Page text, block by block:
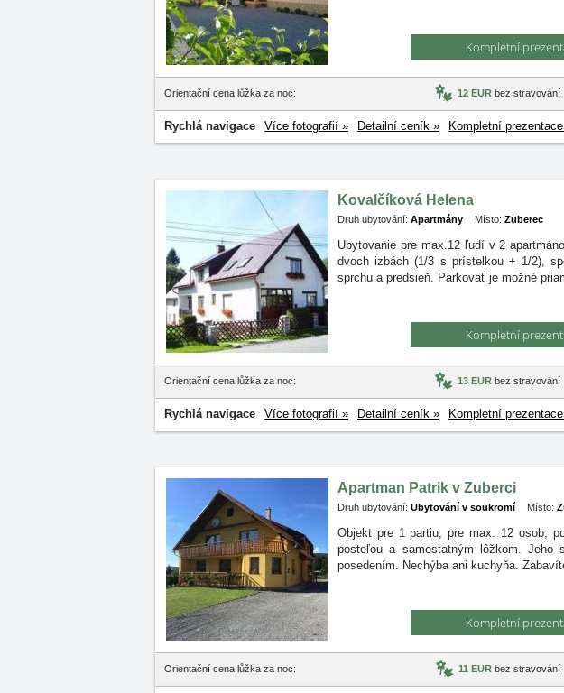
Kompletní
Orientační cena lůžka za noc: 12 EUR bez stravování
Rychlá navigace Více fotografií » Detailní ceník » Kompletní
Kovalčíková Helena
Druh ubytování: Apartmány Místo: Zuberec
Ubytovanie pre max.12 ľudí v 2
dvochizbách (1/3 s prístelkou + 1/2),
sprchu a predsieň. Parkovať je možné
Kompletní
Orientační cena lůžka za noc: 13 EUR bez stravování
Rychlá navigace Více fotografií » Detailní ceník » Kompletní
Apartman Patrik v Zuberci
Druh ubytování: Ubytování v soukromí Místo:
Objekt pre 1 partiu, pre max. 12 osob,
posteľoua samostatným lôžkom. Jeho
posedením. Nechýba ani kuchyňa.
Kompletní
Orientační cena lůžka za noc: 11 EURbez stravování